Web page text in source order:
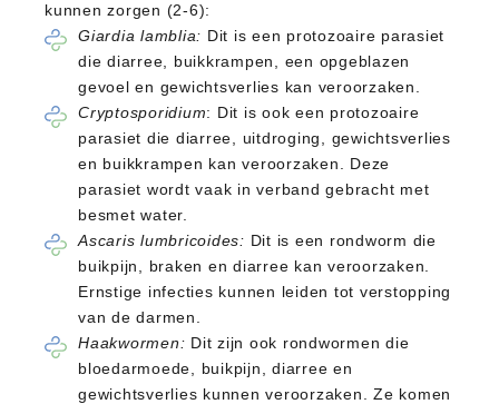
kunnen zorgen (2-6):
Giardia lamblia: Dit is een protozoaire parasiet
die diarree, buikkrampen, een opgeblazen
gevoel en gewichtsverlies kan veroorzaken.
Cryptosporidium: Dit is ook een protozoaire
parasiet die diarree, uitdroging, gewichtsverlies
en buikkrampen kan veroorzaken. Deze
parasiet wordt vaak in verband gebracht met
besmet water.
Ascaris lumbricoides: Dit is een rondworm die
buikpijn, braken en diarree kan veroorzaken.
Ernstige infecties kunnen leiden tot verstopping
van de darmen.
Haakwormen: Dit zijn ook rondwormen die
bloedarmoede, buikpijn, diarree en
gewichtsverlies kunnen veroorzaken. Ze komen